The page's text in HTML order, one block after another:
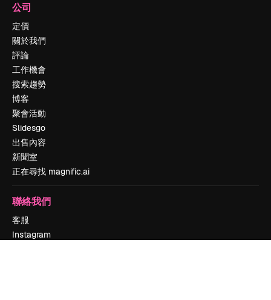
公司
定價
關於我們
評論
工作機會
搜索趨勢
博客
聚會活動
Slidesgo
出售內容
新聞室
正在尋找 magnific.ai
聯絡我們
客服
Instagram